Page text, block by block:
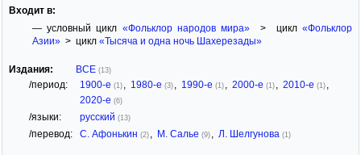
Входит в:
— условный цикл «Фольклор народов мира» > цикл«Фольклор
Азии»> цикл «Тысяча и одна ночь Шахерезады»
Издания: ВСЕ (13)
/период: 1900-е (1) 1980-е (3) 1990-е (1) 2000-е (1) 2010-е (1)
2020-е (6)
/языки: русский (13)
/перевод: С. Афонькин (2) М. Салье (9) Л. Шелгунова (1)